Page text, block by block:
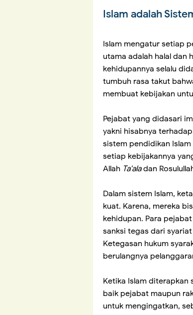
Islam adalah
Islam mengatur setiap
utama adalah halal dan
kehidupannya selalu
tumbuh rasa takut
membuat kebijakan
Pejabat yang didasari
yakni hisabnya
sistem pendidikan
setiap kebijakannya
Allah Ta'aladan
Dalam sistem Islam,
kuat. Karena, mereka
kehidupan. Para
sanksi tegas dari
Ketegasan hukum
berulangnya
Ketika Islam
baik pejabat maupun
untuk mengingatkan,